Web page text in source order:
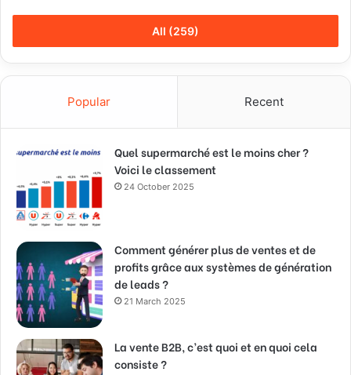
All (259)
Popular Recent
Quel supermarché est le moins cher ?
Voici le classement
24 October 2025
Comment générer plus de ventes et de
profits grâce aux systèmes de génération
de leads ?
21 March 2025
La vente B2B, c’est quoi et en quoi cela
consiste ?